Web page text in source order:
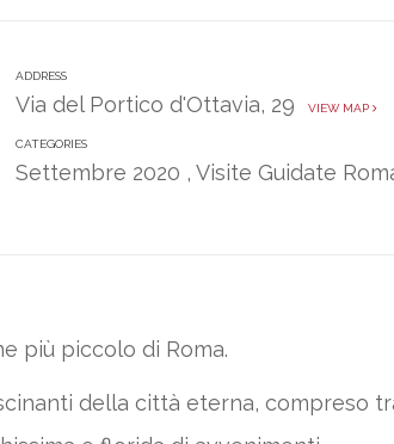
ADDRESS
Via del Portico d'Ottavia, 29 VIEW MAP
CATEGORIES
Settembre 2020 ,Visite Guidate
più piccolo di Roma.
della città eterna, compreso